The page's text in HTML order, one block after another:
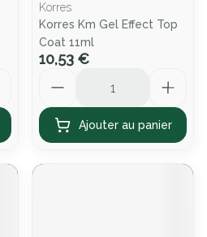
Korres
Korres Km Gel Effect Top
Coat 11ml
10,53 €
Ajouter au panier